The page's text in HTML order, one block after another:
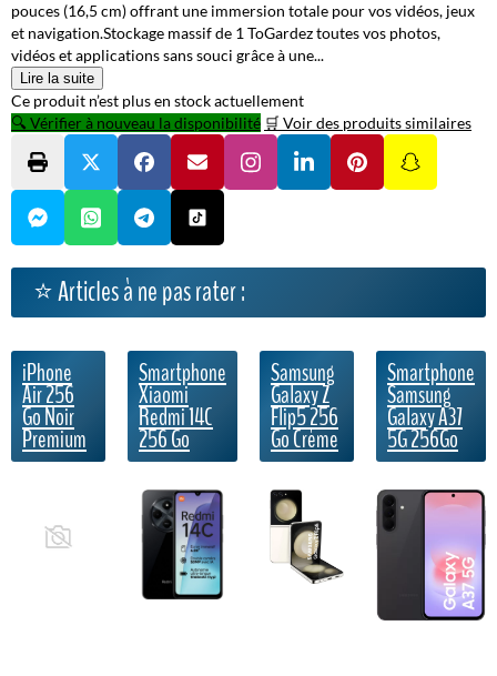
pouces (16,5 cm) offrant une immersion totale pour vos vidéos, jeux
et navigation.Stockage massif de 1 ToGardez toutes vos photos,
vidéos et applications sans souci grâce à une...
Lire la suite
Ce produit n’est plus en stock actuellement
🔍 Vérifier à nouveau la disponibilité 🛒 Voir des produits similaires
⭐ Articles à ne pas rater :
iPhone
Air 256
Go Noir
Premium
Smartphone
Xiaomi
Redmi 14C
256 Go
Samsung
Galaxy Z
Flip5 256
Go Crème
Smartphone
Samsung
Galaxy A37
5G 256Go